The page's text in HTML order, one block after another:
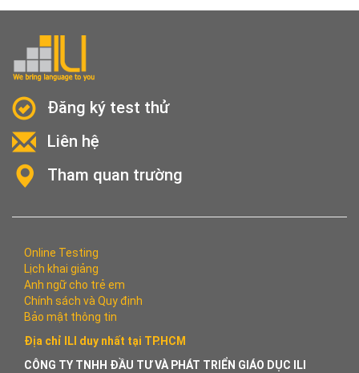
Đăng ký test thử
Liên hệ
Tham quan trường
Online Testing
Lịch khai giảng
Anh ngữ cho trẻ em
Chính sách và Quy định
Bảo mật thông tin
Địa chỉ ILI duy nhất tại TP.HCM
CÔNG TY TNHH ĐẦU TƯ VÀ PHÁT TRIỂN GIÁO DỤC ILI